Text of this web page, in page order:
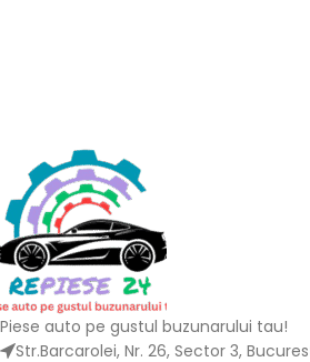
Piese auto pe gustul buzunarului tau!
Str.Barcarolei, Nr. 26, Sector 3,